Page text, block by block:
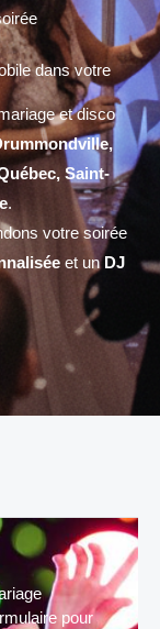
dans votre
et disco
,
Saint-
.
votre soirée
et un DJ
pour